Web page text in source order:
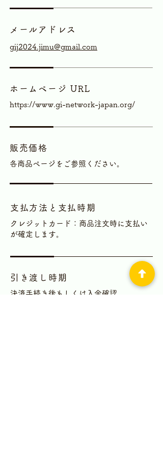
メールアドレス
gij2024.jimu@gmail.com
ホームページ URL
https://www.gi-network-japan.org/
販売価格
各商品ページをご参照ください。
支払方法と支払時期
クレジットカード：商品注文時に支払い
が確定します。
引き渡し時期
決済手続き後もしくは入金確認